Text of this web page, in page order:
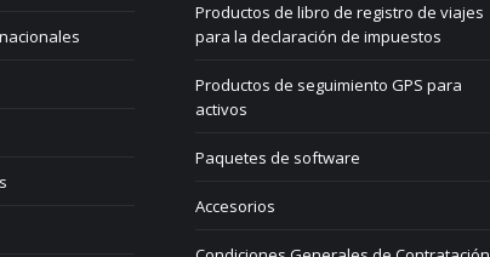
Productos de libro de registro de viajes
para la declaración de impuestos
Productos de seguimiento GPS para
activos
Paquetes de software
Accesorios